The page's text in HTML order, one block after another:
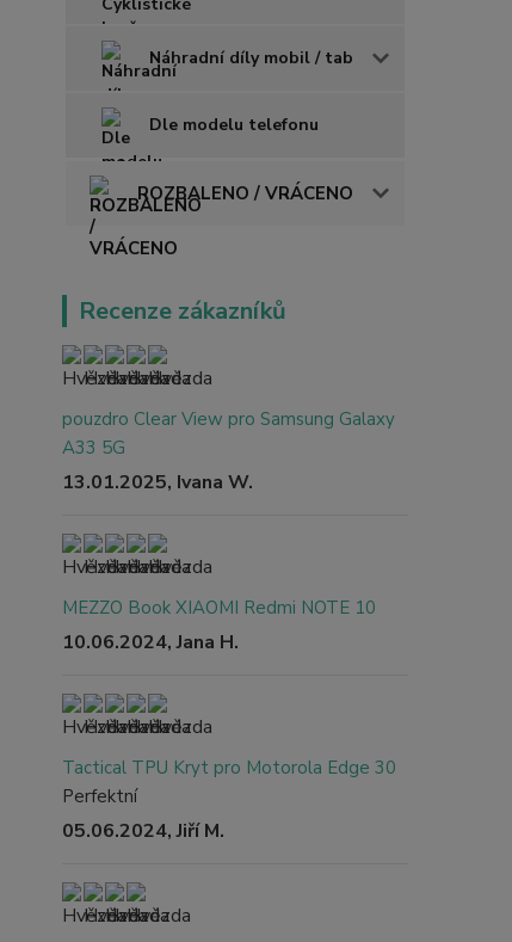
Náhradní díly mobil / tab
Dle modelu telefonu
ROZBALENO / VRÁCENO
Recenze zákazníků
pouzdro Clear View pro Samsung Galaxy
A33 5G
13.01.2025, Ivana W.
MEZZO Book XIAOMI Redmi NOTE 10
10.06.2024, Jana H.
Tactical TPU Kryt pro Motorola Edge 30
Perfektní
05.06.2024, Jiří M.